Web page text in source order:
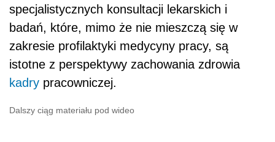
specjalistycznych konsultacji lekarskich i
badań, które, mimo że nie mieszczą się w
zakresie profilaktyki medycyny pracy, są
istotne z perspektywy zachowania zdrowia
kadry pracowniczej.
Dalszy ciąg materiału pod wideo